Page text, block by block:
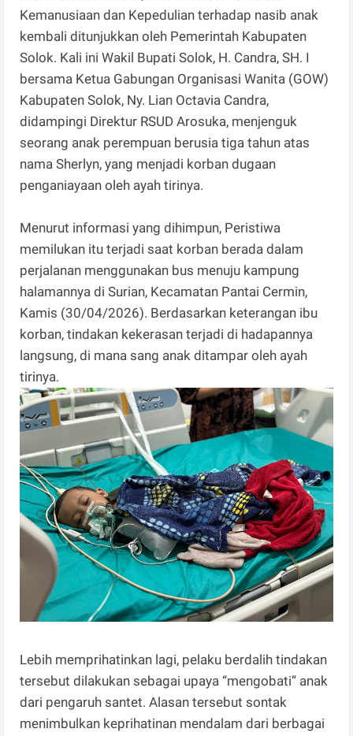
Kemanusiaan dan Kepedulian terhadap nasib anak
kembali ditunjukkan oleh Pemerintah Kabupaten
Solok. Kali ini Wakil Bupati Solok, H. Candra, SH. I
bersama Ketua Gabungan Organisasi Wanita (GOW)
Kabupaten Solok, Ny. Lian Octavia Candra,
didampingi Direktur RSUD Arosuka, menjenguk
seorang anak perempuan berusia tiga tahun atas
nama Sherlyn, yang menjadi korban dugaan
penganiayaan oleh ayah tirinya.
Menurut informasi yang dihimpun, Peristiwa
memilukan itu terjadi saat korban berada dalam
perjalanan menggunakan bus menuju kampung
halamannya di Surian, Kecamatan Pantai Cermin,
Kamis (30/04/2026). Berdasarkan keterangan ibu
korban, tindakan kekerasan terjadi di hadapannya
langsung, di mana sang anak ditampar oleh ayah
tirinya.
Lebih memprihatinkan lagi, pelaku berdalih tindakan
tersebut dilakukan sebagai upaya “mengobati” anak
dari pengaruh santet. Alasan tersebut sontak
menimbulkan keprihatinan mendalam dari berbagai